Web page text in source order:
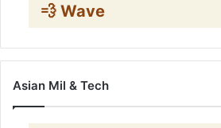
💨 Wave
Asian Mil & Tech